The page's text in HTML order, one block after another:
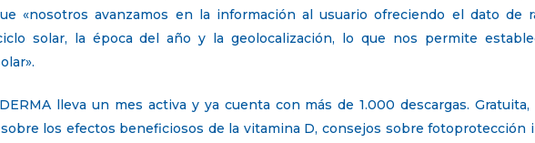
«nosotros avanzamos en la información al usuario ofreciendo el dato de
solar, la época del año y la geolocalización, lo que nos permite
DERMA lleva un mes activa y ya cuenta con más de 1.000 descargas.
los efectos beneficiosos de la vitamina D, consejos sobre fotoprotección